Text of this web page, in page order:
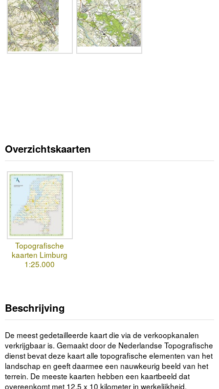
Overzichtskaarten
Topografische
kaarten Limburg
1:25.000
Beschrijving
De meest gedetailleerde kaart die via de verkoopkanalen
verkrijgbaar is. Gemaakt door de Nederlandse Topografische
dienst bevat deze kaart alle topografische elementen van het
landschap en geeft daarmee een nauwkeurig beeld van het
terrein. De meeste kaarten hebben een kaartbeeld dat
overeenkomt met 12,5 x 10 kilometer in werkelijkheid.